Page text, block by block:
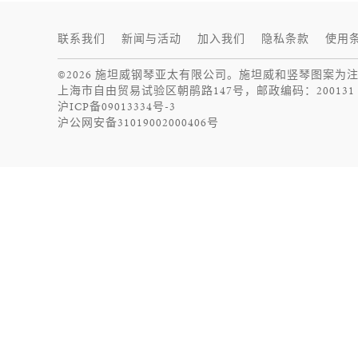
联系我们 新闻与活动 加入我们 隐私条款 使用
©2026 施坦威钢琴亚太有限公司。施坦威和竖琴图案为注
上海市自由贸易试验区朝鹃路147号，邮政编码：200131
沪ICP备09013334号-3
沪公网安备31019002000406号